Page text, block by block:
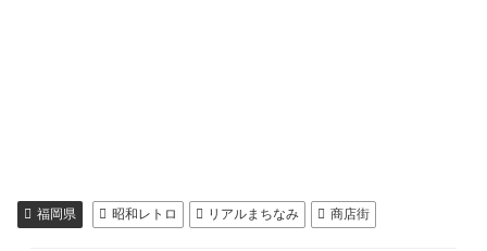
福岡県 昭和レトロ リアルまちなみ 商店街